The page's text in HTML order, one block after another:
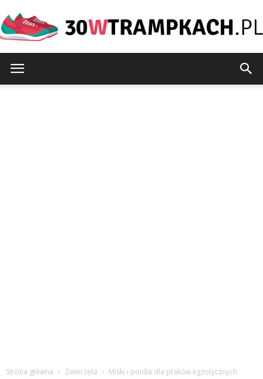
Strona główna Zwierzęta Miski i poidła dla ptaków egzotycznych